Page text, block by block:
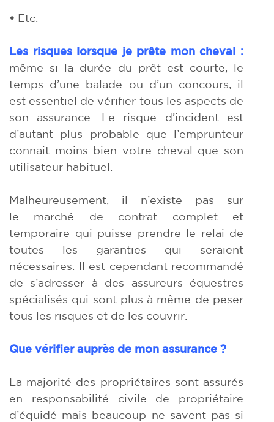
• Etc.
Les risques lorsque je prête mon cheval :
même si la durée du prêt est courte, le
temps d’une balade ou d’un concours, il
est essentiel de vérifier tous les aspects de
son assurance. Le risque d’incident est
d’autant plus probable que l’emprunteur
connait moins bien votre cheval que son
utilisateur habituel.
Malheureusement, il n’existe pas sur
le
marché de contrat complet et
temporaire qui puisse prendre le relai de
toutes les garanties qui seraient
nécessaires. Il est cependant recommandé
de s’adresser à des assureurs équestres
spécialisés qui sont plus à même de peser
tous les risques et de les couvrir.
Que vérifier auprès de mon assurance ?
La majorité des propriétaires sont assurés
en responsabilité civile de propriétaire
d’équidé mais beaucoup ne savent pas si